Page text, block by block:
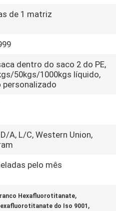
de 1 matriz
dentro do saco 2 do PE,
50kgs/1000kgs líquido,
personalizado
A, L/C, Western Union,
pelo mês
Hexafluorotitanate,
do Iso 9001 ,